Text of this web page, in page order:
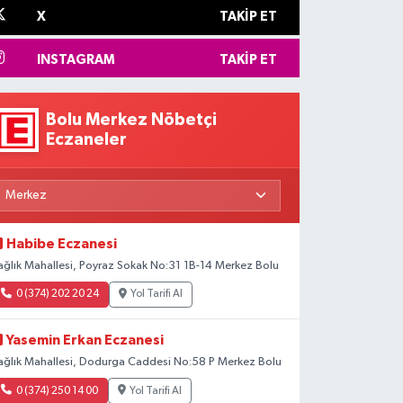
X TAKIP ET
INSTAGRAM TAKIP ET
Bolu Merkez Nöbetçi
Eczaneler
Habibe Eczanesi
Mahallesi, Poyraz Sokak No:31 1B-14 Merkez Bolu
0 (374) 202 20 24 Yol Tarifi Al
Yasemin Erkan Eczanesi
Mahallesi, Dodurga Caddesi No:58 P Merkez Bolu
0 (374) 250 14 00 Yol Tarifi Al